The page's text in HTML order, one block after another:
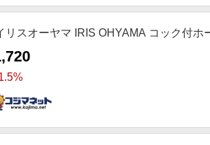
リスオーヤマ IRIS OHYAMA コック付